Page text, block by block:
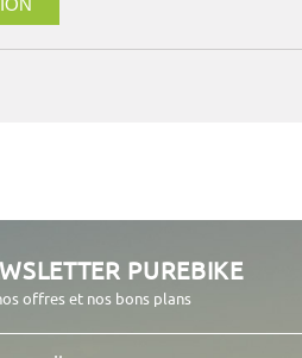
PUREBIKE
offres et nos bons plans